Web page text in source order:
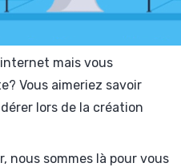
mais vous
Vous aimeriez savoir
lors de la création
nous sommes là pour vous